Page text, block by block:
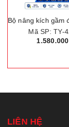
Mã SP: TY-
LIÊN HỆ